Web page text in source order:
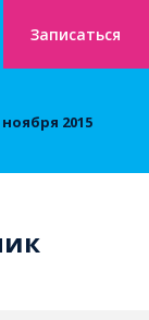
Записаться
ноября 2015